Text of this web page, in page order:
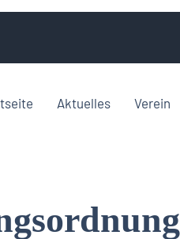
Aktuelles Verein